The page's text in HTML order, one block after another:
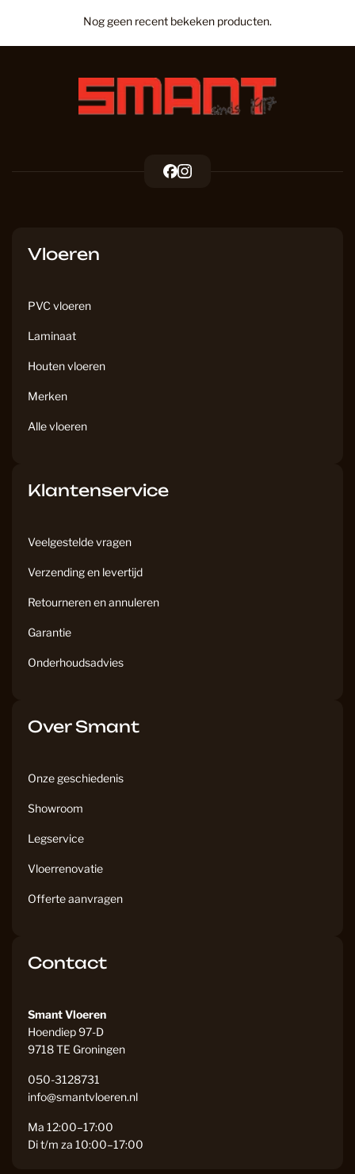
Nog geen recent bekeken producten.
F I
Vloeren
PVC vloeren
Laminaat
Houten vloeren
Merken
Alle vloeren
Klantenservice
Veelgestelde vragen
Verzending en levertijd
Retourneren en annuleren
Garantie
Onderhoudsadvies
Over Smant
Onze geschiedenis
Showroom
Legservice
Vloerrenovatie
Offerte aanvragen
Contact
Smant Vloeren
Hoendiep 97-D
9718 TE Groningen
050-3128731
info@smantvloeren.nl
Ma 12:00–17:00
Di t/m za 10:00–17:00